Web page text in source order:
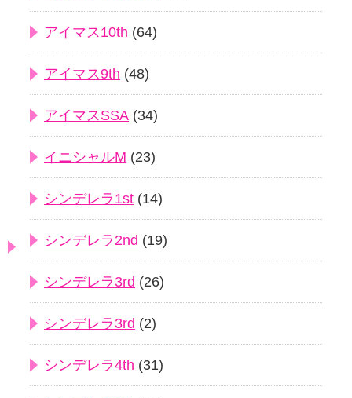
アイマス10th (64)
アイマス9th (48)
アイマスSSA (34)
イニシャルM (23)
シンデレラ1st (14)
シンデレラ2nd (19)
シンデレラ3rd (26)
シンデレラ3rd (2)
シンデレラ4th (31)